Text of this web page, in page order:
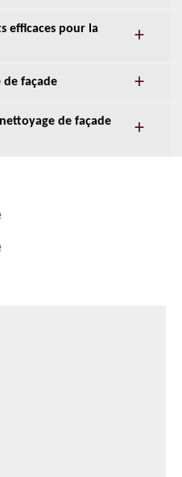
efficaces pour la
de façade
de façade